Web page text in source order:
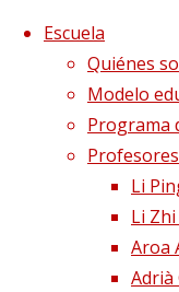
Saltar al contenido
Escuela
Quiénes
Modelo
Programa
Profesores
Li
Li Zhi
Aroa
Adrià